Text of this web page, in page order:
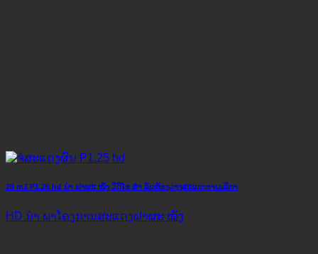
28 m2 P1.25 hd ນຳ ຝາຜະ ໜັງ ວີດີໂອ ສຳ ລັບຫ້ອງວາງສະແດງອາເມລິກາ
HD ນຳ ພາໂຄງການສະແດງຝາຜະ ໜັງ